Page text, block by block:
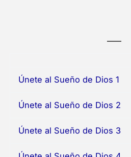
Únete al Sueño de Dios 1
Únete al Sueño de Dios 2
Únete al Sueño de Dios 3